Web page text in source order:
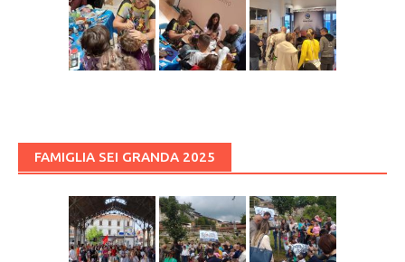
FAMIGLIA SEI GRANDA 2025